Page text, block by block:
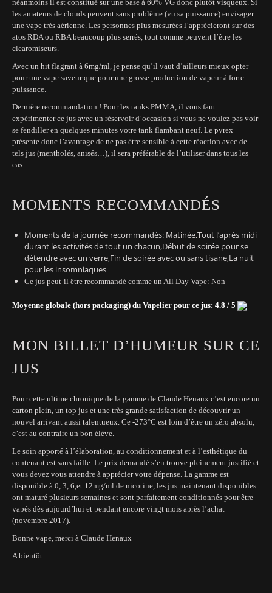
néanmoins il est constitué sur une base à 60% VG donc plutôt visqueux. Si
les amateurs de clouds peuvent sans problème (vu sa puissance) envisager
une vape très aérienne. Les personnes plus mesurées l’apprécieront sur des
atos RDA ou RBA beaucoup plus serrés, tout comme peuvent l’être les
clearomiseurs.
Avec un hit flagrant à 6mg/ml, je pense qu’il vaut d’ailleurs mieux opter
pour une vape saveur que pour une grosse production de vapeur à forte
puissance.
Dernière recommandation ! Pour les tanks PMMA, il vous faut
expérimenter ce jus avec un réservoir d’occasion si vous ne voulez pas voir
se fendiller en quelques minutes votre tank flambant neuf. Le pyrex
présente donc l’avantage de ne pas être sensible à cette réaction avec de
tels jus (mentholés, anisés…), il sera préférable de l’utiliser dans tous les
cas.
MOMENTS RECOMMANDÉS
Moments de la journée recommandés: Matinée,Tout l’après midi
durant les activités de tout un chacun,Début de soirée pour se
détendre avec un verre,Fin de soirée avec ou sans tisane,La nuit
pour les insomniaques
Ce jus peut-il être recommandé comme un All Day Vape: Non
Moyenne globale (hors packaging) du Vapelier pour ce jus: 4.8 / 5
MON BILLET D’HUMEUR SUR CE
JUS
Pour cette ultime chronique de la gamme de Claude Henaux c’est encore un
carton plein, un top jus et une très grande satisfaction de découvrir un
nouvel arrivant aussi talentueux. Ce -273°C est loin d’être un zéro absolu,
c’est au contraire un bon élève.
Le soin apporté à l’élaboration, au conditionnement et à l’esthétique du
contenant est sans faille. Le prix demandé s’en trouve pleinement justifié et
vous devez vous attendre à apprécier votre dépense. La gamme est
disponible à 0, 3, 6,et 12mg/ml de nicotine, les jus maintenant disponibles
ont maturé plusieurs semaines et sont parfaitement conditionnés pour être
vapés dès aujourd’hui et pendant encore vingt mois après l’achat
(novembre 2017).
Bonne vape, merci à Claude Henaux
A bientôt.